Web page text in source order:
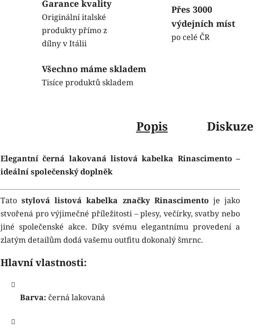
Garance kvality
Originální italské
produkty přímo z
dílny v Itálii
Přes 3000
výdejních míst
po celé ČR
Všechno máme skladem
Tisíce produktů skladem
Popis Diskuze
Elegantní černá lakovaná listová kabelka Rinascimento –
ideální společenský doplněk
Tatostylová listová kabelka značky Rinascimento je jako
stvořená pro výjimečné příležitosti – plesy, večírky, svatby nebo
jiné společenské akce. Díky svému elegantnímu provedení a
zlatým detailům dodá vašemu outfitu dokonalý šmrnc.
Hlavní vlastnosti:
Barva: černá lakovaná